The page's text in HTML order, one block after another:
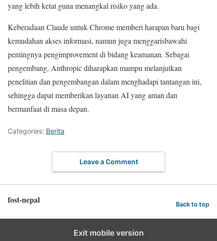
yang lebih ketat guna menangkal risiko yang ada.
Keberadaan Claude untuk Chrome memberi harapan baru bagi
kemudahan akses informasi, namun juga menggarisbawahi
pentingnya pengimprovement di bidang keamanan. Sebagai
pengembang, Anthropic diharapkan mampu melanjutkan
penelitian dan pengembangan dalam menghadapi tantangan ini,
sehingga dapat memberikan layanan AI yang aman dan
bermanfaat di masa depan.
Categories: Berita
Leave a Comment
fost-nepal Back to top
Exit mobile version